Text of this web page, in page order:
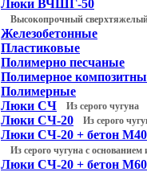
Люки ВЧШГ-50
Высокопрочный
Железобетонные
Пластиковые
Полимерно песчаные
Полимерное
Полимерные
Люки СЧ
Из серого чугуна
Люки СЧ-20 Из серого
Люки СЧ-20 + бетон
Из серого чугуна с
Люки СЧ-20 + бетон